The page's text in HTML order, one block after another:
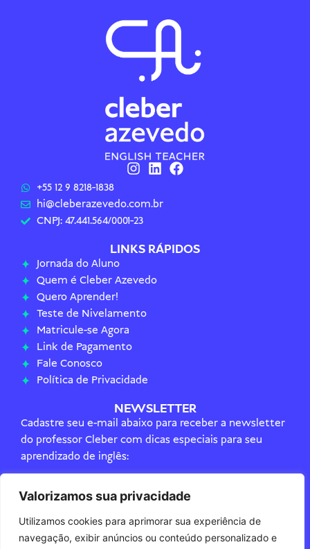
Valorizamos sua privacidade
Utilizamos cookies para aprimorar sua experiência de
navegação, exibir anúncios ou conteúdo personalizado e
+55 12 9 8218-1838
hi@cleberazevedo.com.br
CNPJ: 47.441.564/0001-23
LINKS RÁPIDOS
Jornada do Aluno
Quem é Cleber Azevedo
Quero Aprender!
Teste de Nivelamento
Matricule-se Agora
Link de Pagamento
Fale Conosco
Política de Privacidade
NEWSLETTER
Cadastre seu e-mail abaixo para receber a newsletter
do professor Cleber com dicas especiais para seu
aprendizado de inglês:
CADASTRAR